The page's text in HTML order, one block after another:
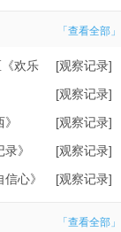
「查看全部」
[观察记录]
欢乐
[观察记录]
[观察记录]
[观察记录]
》
[观察记录]
心》
「查看全部」